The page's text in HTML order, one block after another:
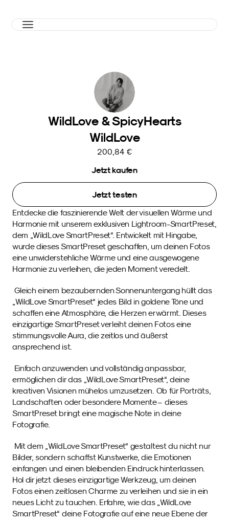
WildLove & SpicyHearts
WildLove
200,84 €
Jetzt kaufen
Jetzt testen
Entdecke die faszinierende Welt der visuellen Wärme und
Harmonie mit unserem exklusiven Lightroom-SmartPreset,
dem „WildLove SmartPreset“. Entwickelt mit Hingabe,
wurde dieses SmartPreset geschaffen, um deinen Fotos
eine unwiderstehliche Wärme und eine ausgewogene
Harmonie zu verleihen, die jeden Moment veredelt.
Gleich einem bezaubernden Sonnenuntergang hüllt das
„WildLove SmartPreset“ jedes Bild in goldene Töne und
schaffen eine Atmosphäre, die Herzen erwärmt. Dieses
einzigartige SmartPreset verleiht deinen Fotos eine
stimmungsvolle Aura, die zeitlos und äußerst
ansprechend ist.
Einfach anzuwenden und vollständig anpassbar,
ermöglichen dir das „WildLove SmartPreset“, deine
kreativen Visionen mühelos umzusetzen. Ob für Porträts,
Landschaften oder besondere Momente – dieses
SmartPreset bringt eine magische Note in deine
Fotografie.
Mit dem „WildLove SmartPreset“ gestaltest du nicht nur
Bilder, sondern schaffst Kunstwerke, die Emotionen
einfangen und einen bleibenden Eindruck hinterlassen.
Hol dir jetzt dieses einzigartige Werkzeug, um deinen
Fotos einen zeitlosen Charme zu verleihen und sie in ein
neues Licht zu tauchen. Erfahre, wie das „WildLove
SmartPreset“ deine Fotografie auf eine neue Ebene der